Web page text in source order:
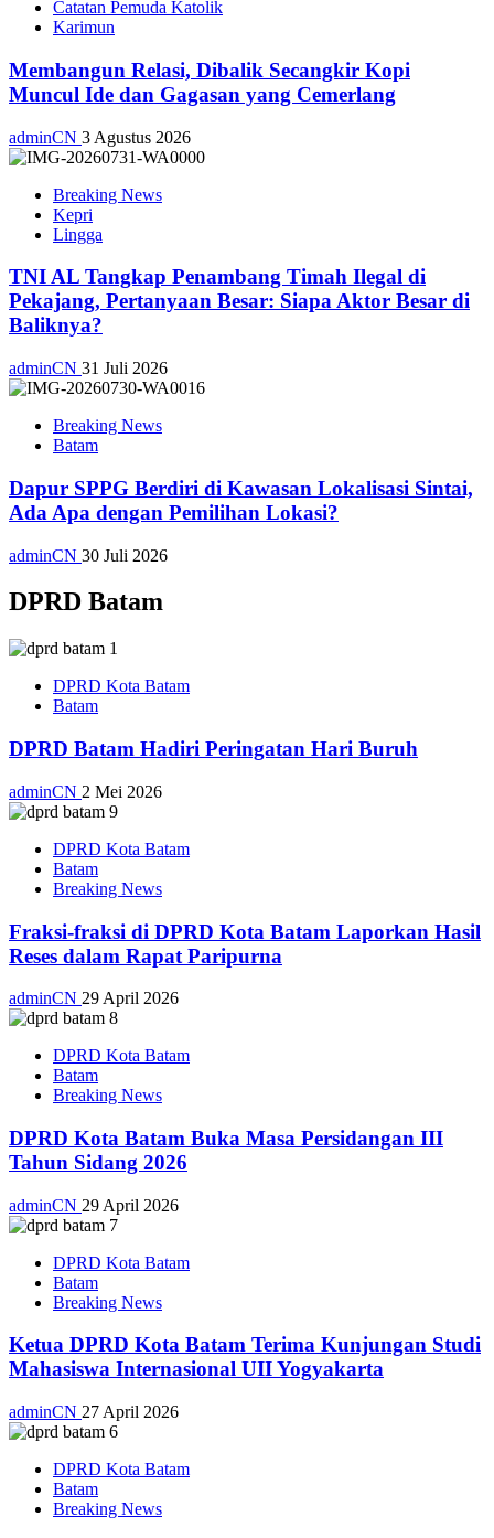
Catatan Pemuda Katolik
Karimun
Membangun Relasi, Dibalik Secangkir Kopi
Muncul Ide dan Gagasan yang Cemerlang
adminCN 3 Agustus 2026
Breaking News
Kepri
Lingga
TNI AL Tangkap Penambang Timah Ilegal di
Pekajang, Pertanyaan Besar: Siapa Aktor Besar di
Baliknya?
adminCN 31 Juli 2026
Breaking News
Batam
Dapur SPPG Berdiri di Kawasan Lokalisasi Sintai,
Ada Apa dengan Pemilihan Lokasi?
adminCN 30 Juli 2026
DPRD Batam
DPRD Kota Batam
Batam
DPRD Batam Hadiri Peringatan Hari Buruh
adminCN 2 Mei 2026
DPRD Kota Batam
Batam
Breaking News
Fraksi-fraksi di DPRD Kota Batam Laporkan Hasil
Reses dalam Rapat Paripurna
adminCN 29 April 2026
DPRD Kota Batam
Batam
Breaking News
DPRD Kota Batam Buka Masa Persidangan III
Tahun Sidang 2026
adminCN 29 April 2026
DPRD Kota Batam
Batam
Breaking News
Ketua DPRD Kota Batam Terima Kunjungan Studi
Mahasiswa Internasional UII Yogyakarta
adminCN 27 April 2026
DPRD Kota Batam
Batam
Breaking News